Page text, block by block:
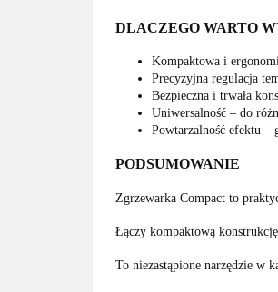
DLACZEGO WARTO
Kompaktowa i
Precyzyjna regulacja
Bezpieczna i trwała
Uniwersalność – do
Powtarzalność efektu –
PODSUMOWANIE
Zgrzewarka Compact to
Łączy kompaktową
To niezastąpione narzędzie w